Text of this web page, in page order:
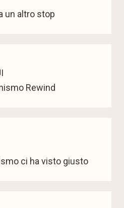
un altro stop
Rewind
ci ha visto giusto